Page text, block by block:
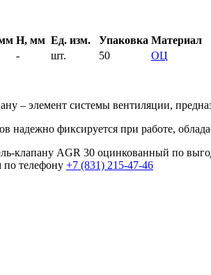
H, мм Ед. изм. Упаковка Материал
- шт. 50 ОЦ
– элемент системы вентиляции,
надежно фиксируется при работе,
клапану AGR 30 оцинкованный по
по телефону +7 (831) 215-47-46